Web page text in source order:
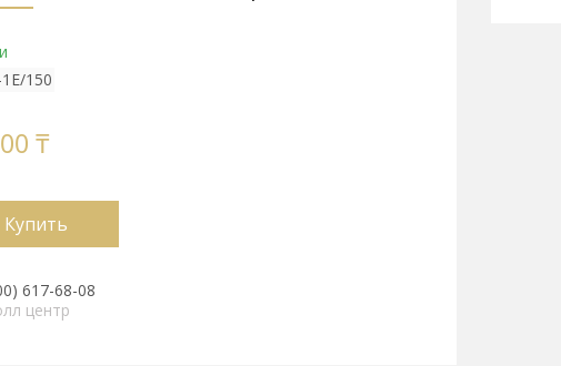
150
₸
Купить
617-68-08
центр